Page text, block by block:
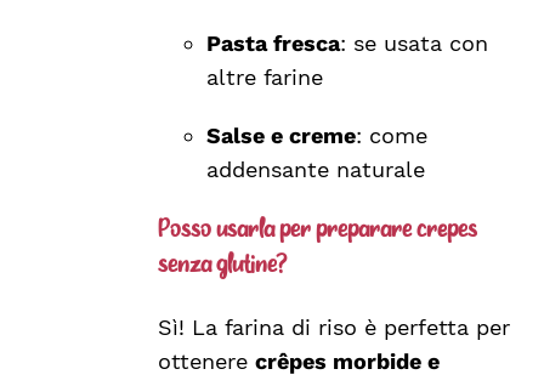
Pasta fresca: se usata con
altre farine
Salse e creme: come
addensante naturale
Posso usarla per preparare crêpes
senza glutine?
Sì! La farina di riso è perfetta per
ottenerecrêpes morbide e